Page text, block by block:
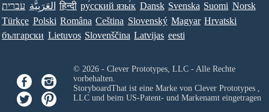
עברית العَرَبِيَّة हिन्दी ру́сский язы́к Dansk Svenska Suomi Norsk
Türkçe Polski Româna Ceština Slovenský Magyar Hrvatski
български Lietuvos Slovenščina Latvijas eesti
© 2026 - Clever Prototypes, LLC - Alle Rechte
vorbehalten.
StoryboardThat ist eine Marke von Clever Prototypes ,
LLCund beim US-Patent- und Markenamt eingetragen